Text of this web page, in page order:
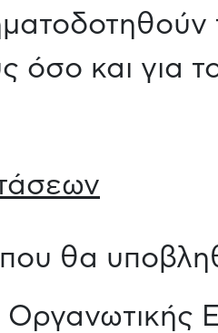
όσο και για
θα
Οργανωτικής